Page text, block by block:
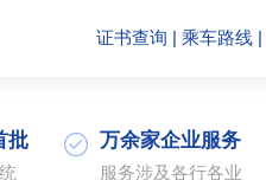
证书查询 | 乘车路线 |
批 万余家企业服务
服务涉及各行各业